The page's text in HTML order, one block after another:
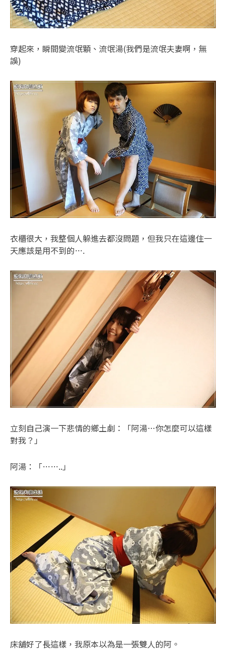
穿起來，瞬間變流氓顆、流氓湯(我們是流氓夫妻啊，無
誤)
衣櫃很大，我整個人躲進去都沒問題，但我只在這邊住一
天應該是用不到的….
立刻自己演一下悲情的鄉土劇：「阿湯…你怎麼可以這樣
對我？」
阿湯：「……..」
床舖好了長這樣，我原本以為是一張雙人的阿。